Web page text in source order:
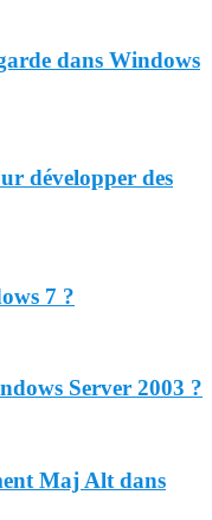
dans Windows
développer des
7 ?
Server 2003 ?
Maj Alt dans